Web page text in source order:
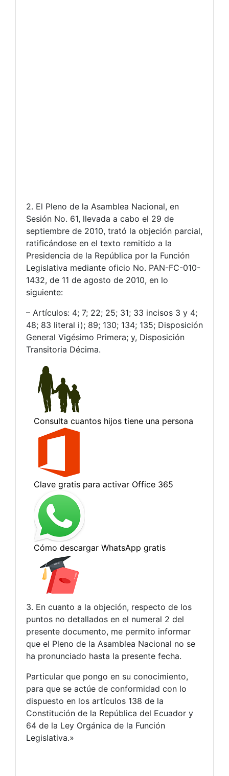
2. El Pleno de la Asamblea Nacional, en
Sesión No. 61, llevada a cabo el 29 de
septiembre de 2010, trató la objeción parcial,
ratificándose en el texto remitido a la
Presidencia de la República por la Función
Legislativa mediante oficio No. PAN-FC-010-
1432, de 11 de agosto de 2010, en lo
siguiente:
– Artículos: 4; 7; 22; 25; 31; 33 incisos 3 y 4;
48; 83 literal i); 89; 130; 134; 135; Disposición
General Vigésimo Primera; y, Disposición
Transitoria Décima.
3. En cuanto a la objeción, respecto de los
puntos no detallados en el numeral 2 del
presente documento, me permito informar
que el Pleno de la Asamblea Nacional no se
ha pronunciado hasta la presente fecha.
Particular que pongo en su conocimiento,
para que se actúe de conformidad con lo
dispuesto en los artículos 138 de la
Constitución de la República del Ecuador y
64 de la Ley Orgánica de la Función
Legislativa.»